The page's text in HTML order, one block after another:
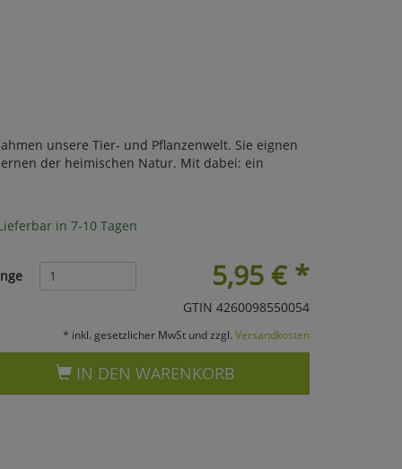
unsere Tier- und Pflanzenwelt. Sie eignen
der heimischen Natur. Mit dabei: ein
in 7-10 Tagen
5,95 €*
GTIN 4260098550054
* inkl. gesetzlicher MwSt und zzgl. Versandkosten
IN DEN WARENKORB